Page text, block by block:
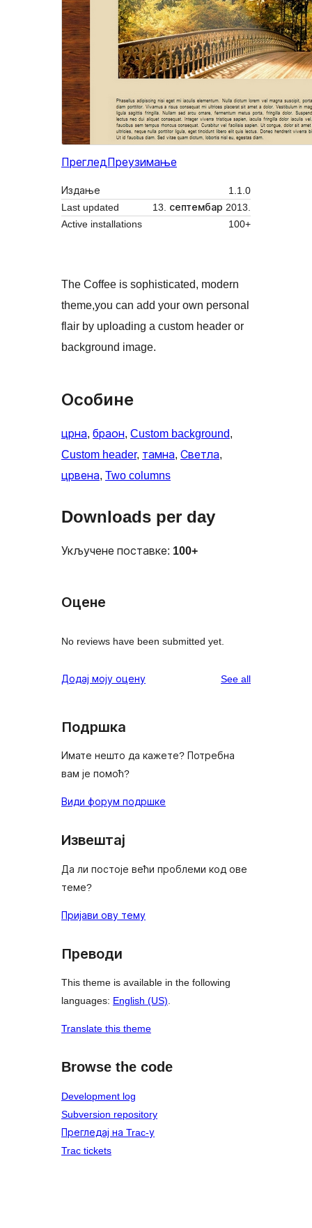
Преглед Преузимање
Издање
1.1.0
Last updated
13. септембар 2013.
Active installations
100+
The Coffee is sophisticated, modern
theme,you can add your own personal
flair by uploading a custom header or
background image.
Особине
црна, браон, Custom background
Custom header, тамна, Светла
црвена, Two columns
Downloads per day
Укључене поставке: 100+
Оцене
No reviews have been submitted yet.
Додај моју оцену See allreviews
Подршка
Имате нешто да кажете? Потребна
вам је помоћ?
Види форум подршке
Извештај
Да ли постоје већи проблеми код ове
теме?
Пријави ову тему
Преводи
This theme is available in the following
languages: English (US).
Translate this theme
Browse the code
Development log
Subversion repository
Прегледај на Trac-у
Trac tickets